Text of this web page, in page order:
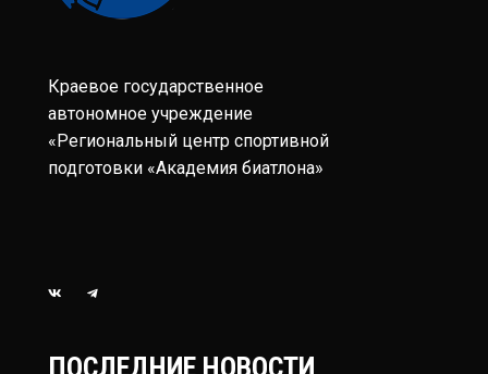
Краевое государственное
автономное учреждение
«Региональный центр спортивной
подготовки «Академия биатлона»